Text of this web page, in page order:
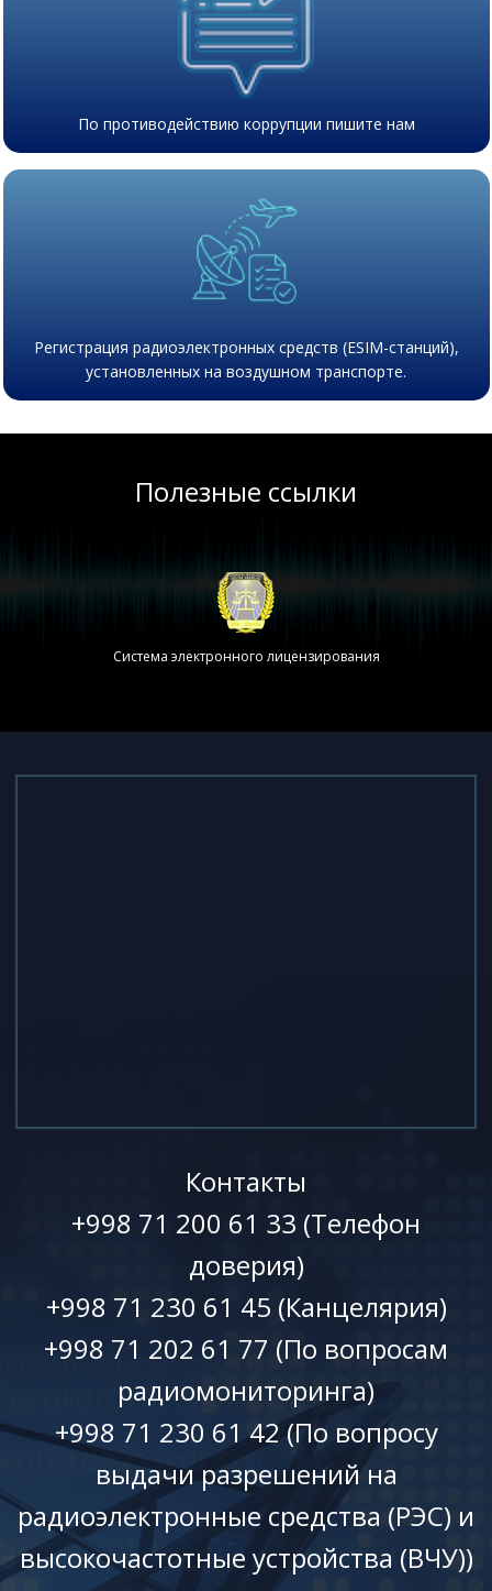
По противодействию коррупции пишите нам
Регистрация радиоэлектронных средств (ESIM-станций),
установленных на воздушном транспорте.
Полезные ссылки
Система электронного лицензирования
Контакты
+998 71 200 61 33 (Телефон
доверия)
+998 71 230 61 45 (Канцелярия)
+998 71 202 61 77 (По вопросам
радиомониторинга)
+998 71 230 61 42 (По вопросу
выдачи разрешений на
радиоэлектронные средства (РЭС) и
высокочастотные устройства (ВЧУ))